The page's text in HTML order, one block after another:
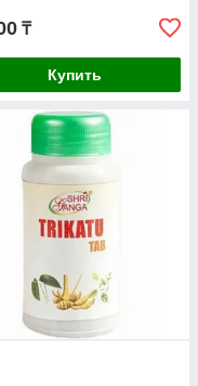
₸
Купить